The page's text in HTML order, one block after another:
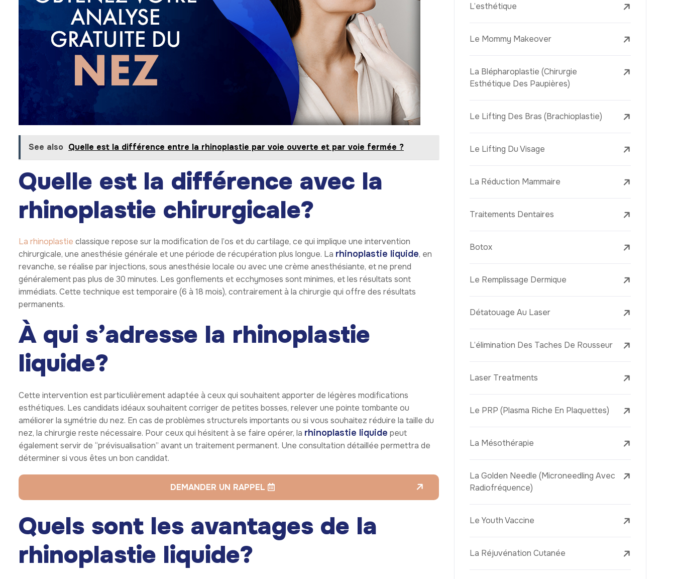
See also Quelle est la différence entre la rhinoplastie par voie ouverte et par voie fermée ?
Quelle est la différence avec la
rhinoplastie chirurgicale?
La rhinoplastie classique repose sur la modification de l’os et du cartilage, ce qui implique une intervention
chirurgicale, une anesthésie générale et une période de récupération plus longue. La rhinoplastie liquide, en
revanche, se réalise par injections, sous anesthésie locale ou avec une crème anesthésiante, et ne prend
généralement pas plus de 30 minutes. Les gonflements et ecchymoses sont minimes, et les résultats sont
immédiats. Cette technique est temporaire (6 à 18 mois), contrairement à la chirurgie qui offre des résultats
permanents.
À qui s’adresse la rhinoplastie
liquide?
Cette intervention est particulièrement adaptée à ceux qui souhaitent apporter de légères modifications
esthétiques. Les candidats idéaux souhaitent corriger de petites bosses, relever une pointe tombante ou
améliorer la symétrie du nez. En cas de problèmes structurels importants ou si vous souhaitez réduire la taille du
nez, la chirurgie reste nécessaire. Pour ceux qui hésitent à se faire opérer, la rhinoplastie liquide peut
également servir de “prévisualisation” avant un traitement permanent. Une consultation détaillée permettra de
déterminer si vous êtes un bon candidat.
DEMANDER UN RAPPEL
Quels sont les avantages de la
rhinoplastie liquide?
L’esthétique
Le Mommy Makeover
La Blépharoplastie (Chirurgie
Esthétique Des Paupières)
Le Lifting Des Bras (Brachioplastie)
Le Lifting Du Visage
La Réduction Mammaire
Traitements Dentaires
Botox
Le Remplissage Dermique
Détatouage Au Laser
L’élimination Des Taches De Rousseur
Laser Treatments
Le PRP (Plasma Riche En Plaquettes)
La Mésothérapie
La Golden Needle (Microneedling Avec
Radiofréquence)
Le Youth Vaccine
La Réjuvénation Cutanée